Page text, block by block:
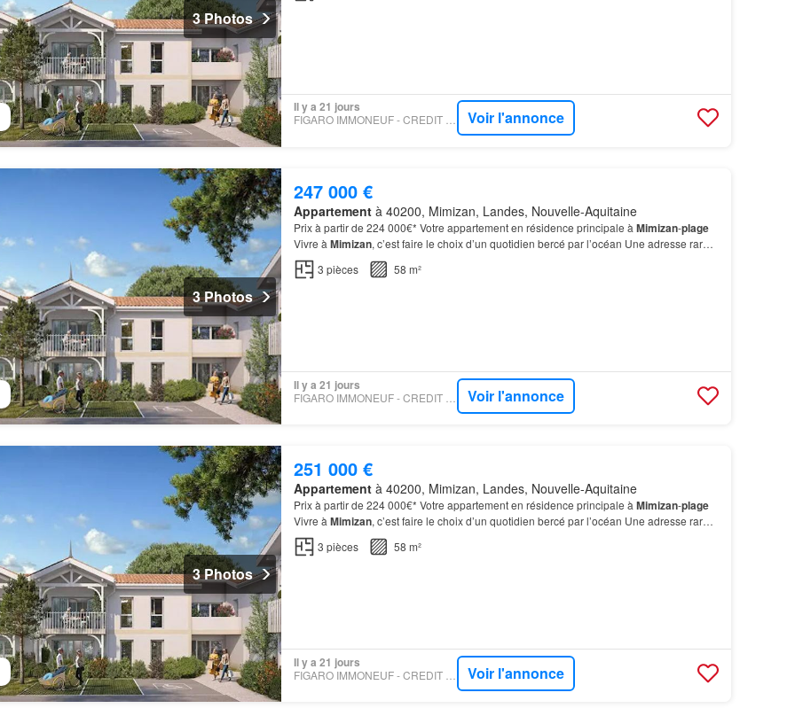
3 Photos
Il y a 21 jours
Voir l'annonce
3 Photos
247 000 €
Appartementà 40200, Mimizan, Landes, Nouvelle-Aquitaine
Prix à partir de 224 000€* Votre appartement en résidence principale à Mimizan-plage
Vivre à Mimizan, c’est faire le choix d’un quotidien bercé par l’océan Une adresse rare
entre
, lac et forêt Idéalement située à l’entr…
3 pièces 58 m²
Il y a 21 jours
Voir l'annonce
3 Photos
251 000 €
Appartementà 40200, Mimizan, Landes, Nouvelle-Aquitaine
Prix à partir de 224 000€* Votre appartement en résidence principale à Mimizan-plage
Vivre à Mimizan, c’est faire le choix d’un quotidien bercé par l’océan Une adresse rare
entre
, lac et forêt Idéalement située à l’entr…
3 pièces 58 m²
Il y a 21 jours
Voir l'annonce